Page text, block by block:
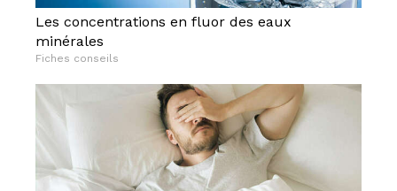
Les concentrations en fluor des eaux
minérales
Fiches conseils